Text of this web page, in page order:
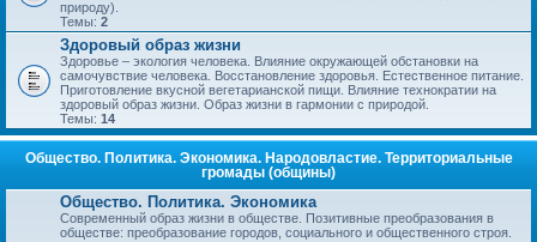
природу).
Темы: 2
Здоровый образ жизни
Здоровье – экология человека. Влияние окружающей обстановки на
самочувствие человека. Восстановление здоровья. Естественное питание.
Приготовление вкусной вегетарианской пищи. Влияние технократии на
здоровый образ жизни. Образ жизни в гармонии с природой.
Темы: 14
Общество. Политика. Экономика. Народовластие. Территориальные
громады (общины)
Общество. Политика. Экономика
Современный образ жизни в обществе. Позитивные преобразования в
обществе: преобразование городов, социального и общественного строя.